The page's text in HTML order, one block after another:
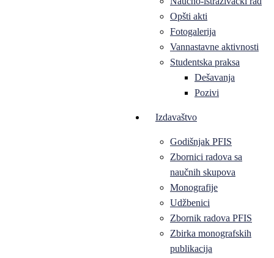
Opšti akti
Fotogalerija
Vannastavne aktivnosti
Studentska praksa
Dešavanja
Pozivi
Izdavaštvo
Godišnjak PFIS
Zbornici radova sa
naučnih skupova
Monografije
Udžbenici
Zbornik radova PFIS
Zbirka monografskih
publikacija